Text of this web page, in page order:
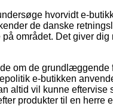
hvorvidt e-
de danske
området. Det giver
om de
e-butikken
altid vil kunne
produkter til en herre